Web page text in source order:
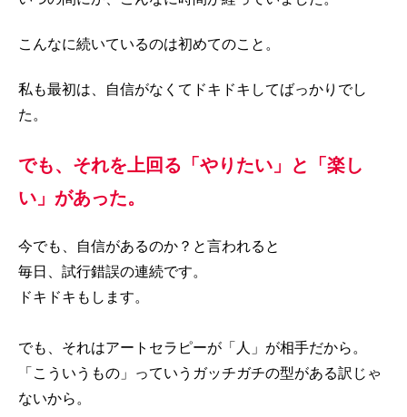
こんなに続いているのは初めてのこと。
私も最初は、自信がなくてドキドキしてばっかりでし
た。
でも、それを上回る「やりたい」と「楽し
い」があった。
今でも、自信があるのか？と言われると
毎日、試行錯誤の連続です。
ドキドキもします。
でも、それはアートセラピーが「人」が相手だから。
「こういうもの」っていうガッチガチの型がある訳じゃ
ないから。